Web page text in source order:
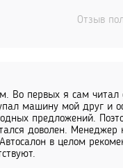
Отзыв
Во первых я сам читал
машину мой друг и
предложений.
доволен. Менеджер
в целом